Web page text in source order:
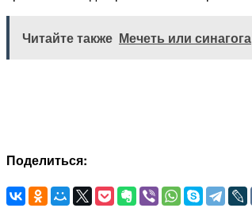
Читайте также Мечеть или синагога
Поделиться: